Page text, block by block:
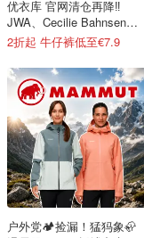
优衣库 官网清仓再降‼️
JWA、Cecilie Bahnsen、
米菲兔等联名
2折起 牛仔裤低至€7.9
户外党🏕️捡漏！猛犸象🦣